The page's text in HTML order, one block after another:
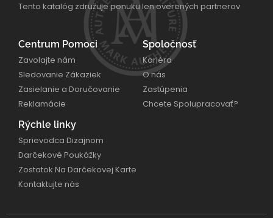
Tento katalóg združuje ponuku len overených partnerov
Centrum Pomoci
Zavolajte nám
Sledovanie Zákaziek
Zasielanie a Doručovanie
Reklamácie
Spoločnosť
Kariéra
O nás
Zastúpenia
Chcete Spolupracovať?
Rýchle linky
Sprievodca Dizajnom
Darčekové Poukážky
Zostatok Na Darčekovej Karte
Kontaktujte nás